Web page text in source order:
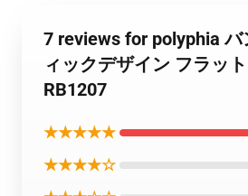
7 reviews for polyphia バ
ィックデザイン フラッ
RB1207
★★★★★
★★★★☆